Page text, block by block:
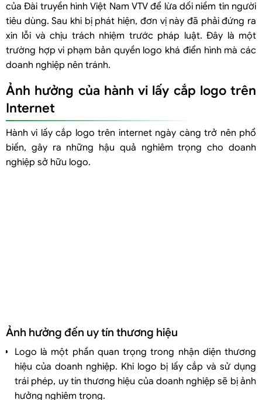
Làm thế nào để chứng minh quyền của chủ sở hữu khi xử lý hành vi
lấy cắp logo?
Đối với quyền tác giả
Đối với nhãn hiệu
Đối với chỉ dẫn thương mại
Xử lý hành vi lấy cắp logo trên Internet
Các biện pháp xử lý
Xử lý hàng hóa xâm phạm nhãn hiệu, tên thương mại
của Đài truyền hình Việt Nam VTV để lừa dối niềm tin người
tiêu dùng. Sau khi bị phát hiện, đơn vị này đã phải đứng ra
xin lỗi và chịu trách nhiệm trước pháp luật. Đây là một
trường hợp vi phạm bản quyền logo khá điển hình mà các
doanh nghiệp nên tránh.
Ảnh hưởng của hành vi lấy cắp logo trên
Internet
Hành vi lấy cắp logo trên internet ngày càng trở nên phổ
biến, gây ra những hậu quả nghiêm trọng cho doanh
nghiệp sở hữu logo.
Ảnh hưởng đến uy tín thương hiệu
Logo là một phần quan trọng trong nhận diện thương
hiệu của doanh nghiệp. Khi logo bị lấy cắp và sử dụng
trái phép, uy tín thương hiệu của doanh nghiệp sẽ bị ảnh
hưởng nghiêm trọng.